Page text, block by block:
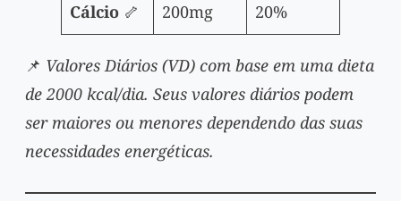
Cálcio 🦴 200mg 20%
📌 Valores Diários (VD) com base em uma dieta
de 2000 kcal/dia. Seus valores diários podem
ser maiores ou menores dependendo das suas
necessidades energéticas.